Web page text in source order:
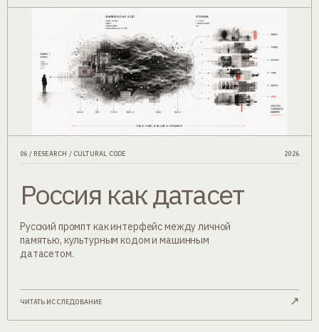
06 / RESEARCH / CULTURAL CODE 2026
Россия как датасет
Русский промпт как интерфейс между личной
памятью, культурным кодом и машинным
датасетом.
ЧИТАТЬ ИССЛЕДОВАНИЕ ↗